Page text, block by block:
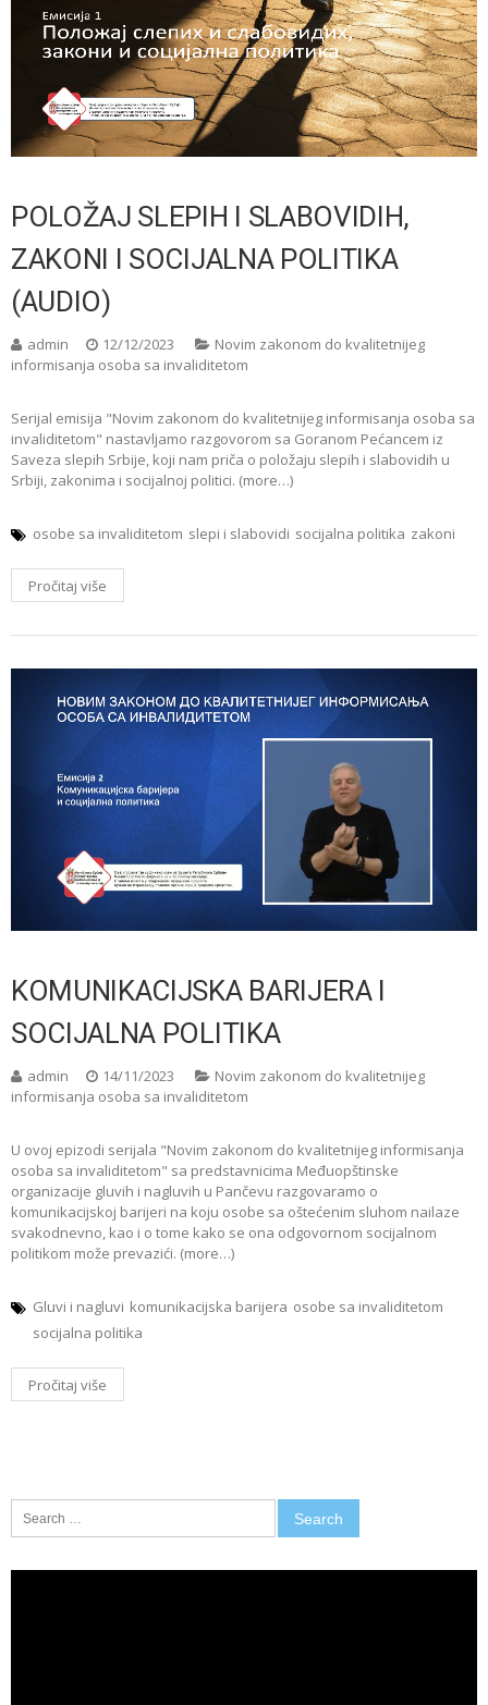
POLOŽAJ SLEPIH I SLABOVIDIH,
ZAKONI I SOCIJALNA POLITIKA
(AUDIO)
admin 12/12/2023
Novim zakonom do kvalitetnijeg
informisanja osoba sa invaliditetom
Serijal emisija "Novim zakonom do kvalitetnijeg informisanja osoba sa
invaliditetom" nastavljamo razgovorom sa Goranom Pećancem iz
Saveza slepih Srbije, koji nam priča o položaju slepih i slabovidih u
Srbiji, zakonima i socijalnoj politici. (more…)
osobe sa invaliditetom slepi i slabovidi socijalna politika zakoni
Pročitaj više
KOMUNIKACIJSKA BARIJERA I
SOCIJALNA POLITIKA
admin 14/11/2023
Novim zakonom do kvalitetnijeg
informisanja osoba sa invaliditetom
U ovoj epizodi serijala "Novim zakonom do kvalitetnijeg informisanja
osoba sa invaliditetom" sa predstavnicima Međuopštinske
organizacije gluvih i nagluvih u Pančevu razgovaramo o
komunikacijskoj barijeri na koju osobe sa oštećenim sluhom nailaze
svakodnevno, kao i o tome kako se ona odgovornom socijalnom
politikom može prevazići. (more…)
Gluvi i nagluvi komunikacijska barijera osobe sa invaliditetom
socijalna politika
Pročitaj više
for: